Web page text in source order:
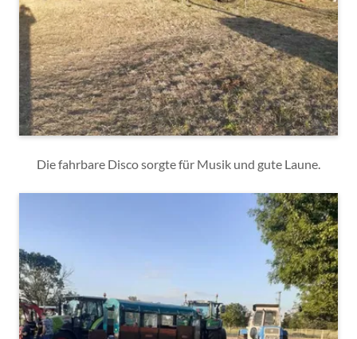
Die fahrbare Disco sorgte für Musik und gute Laune.